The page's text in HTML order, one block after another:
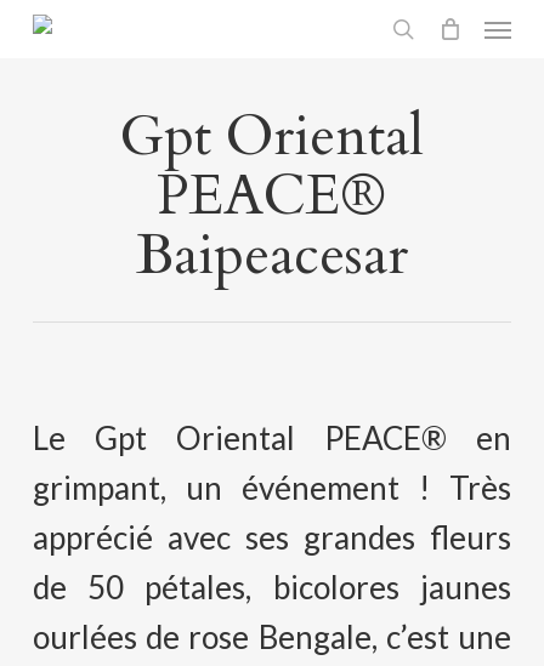
Skip
Menu
Gpt Oriental
PEACE®
Baipeacesar
Le Gpt Oriental PEACE® en
grimpant, un événement ! Très
apprécié avec ses grandes fleurs
de 50 pétales, bicolores jaunes
ourlées de rose Bengale, c’est une